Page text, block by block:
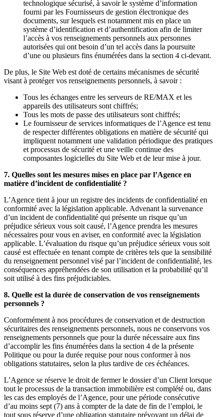
technologique sécurisé, à savoir le système d’information
fourni par les Fournisseurs de gestion électronique des
documents, sur lesquels est notamment mis en place un
système d’identification et d’authentification afin de limiter
l’accès à vos renseignements personnels aux personnes
autorisées qui ont besoin d’un tel accès dans la poursuite
d’une ou plusieurs fins énumérées dans la section 4 ci-devant.
De plus, le Site Web est doté de certains mécanismes de sécurité
visant à protéger vos renseignements personnels, à savoir :
Tous les échanges entre les serveurs de RE/MAX et les
appareils des utilisateurs sont chiffrés;
Tous les mots de passe des utilisateurs sont chiffrés;
Le fournisseur de services informatiques de l’Agence est tenu
de respecter différentes obligations en matière de sécurité qui
impliquent notamment une validation périodique des pratiques
et processus de sécurité et une veille continue des
composantes logicielles du Site Web et de leur mise à jour.
7. Quelles sont les mesures mises en place par l’Agence en
matière d’incident de confidentialité ?
L’Agence tient à jour un registre des incidents de confidentialité en
conformité avec la législation applicable. Advenant la survenance
d’un incident de confidentialité qui présente un risque qu’un
préjudice sérieux vous soit causé, l’Agence prendra les mesures
nécessaires pour vous en aviser, en conformité avec la législation
applicable. L’évaluation du risque qu’un préjudice sérieux vous soit
causé est effectuée en tenant compte de critères tels que la sensibilité
du renseignement personnel visé par l’incident de confidentialité, les
conséquences appréhendées de son utilisation et la probabilité qu’il
soit utilisé à des fins préjudiciables.
8. Quelle est la durée de conservation de vos renseignements
personnels ?
Conformément à nos procédures de conservation et de destruction
sécuritaires des renseignements personnels, nous ne conservons vos
renseignements personnels que pour la durée nécessaire aux fins
d’accomplir les fins énumérées dans la section 4 de la présente
Politique ou pour la durée requise pour nous conformer à nos
obligations statutaires, selon la plus tardive de ces échéances.
L’Agence se réserve le droit de fermer le dossier d’un Client lorsque
tout le processus de la transaction immobilière est complété ou, dans
les cas des employés de l’Agence, pour une période consécutive
d’au moins sept (7) ans à compter de la date de fin de l’emploi, le
tout sous réserve d’une obligation statutaire prévoyant un délai de